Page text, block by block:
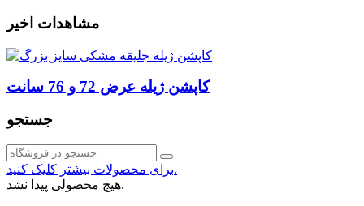
مشاهدات اخیر
کاپشن ژیله عرض 72 و 76 سانت
جستجو
برای محصولات بیشتر کلیک کنید.
هیچ محصولی پیدا نشد.